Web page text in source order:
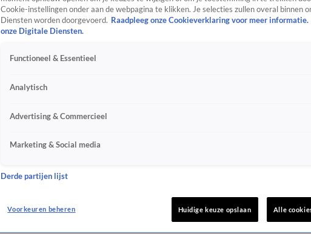
Cookie-instellingen onder aan de webpagina te klikken. Je selecties zullen overal binnen
Diensten worden doorgevoerd. Raadpleeg onze Cookieverklaring voor meer informatie.
onze Digitale Diensten.
Functioneel & Essentieel
Analytisch
Advertising & Commercieel
Marketing & Social media
Derde partijen lijst
Voorkeuren beheren Huidige keuze opslaan Alle